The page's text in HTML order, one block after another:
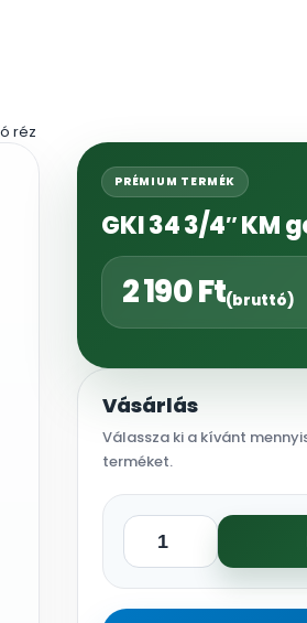
réz
PRÉMIUM TERMÉK
GKI 34 3/4″ KM
2 190Ft(bruttó)
Vásárlás
Válassza ki a kívánt
terméket.
GKI
3/4"